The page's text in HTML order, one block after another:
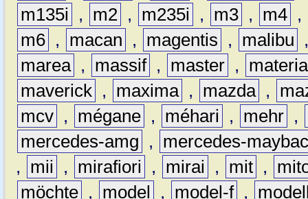
m135i
, m2 , m235i , m3 , m4 ,
m6 , macan , magentis , malibu
marea , massif , master ,
materia
maverick , maxima , mazda ,
mcv , mégane , méhari , mehr ,
mercedes-amg
,
mercedes-
,
mii , mirafiori , mirai , mit ,
möchte , model , model-f ,